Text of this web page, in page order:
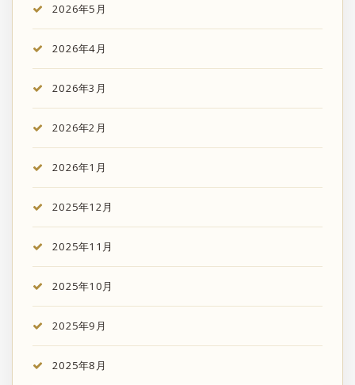
2026年5月
2026年4月
2026年3月
2026年2月
2026年1月
2025年12月
2025年11月
2025年10月
2025年9月
2025年8月